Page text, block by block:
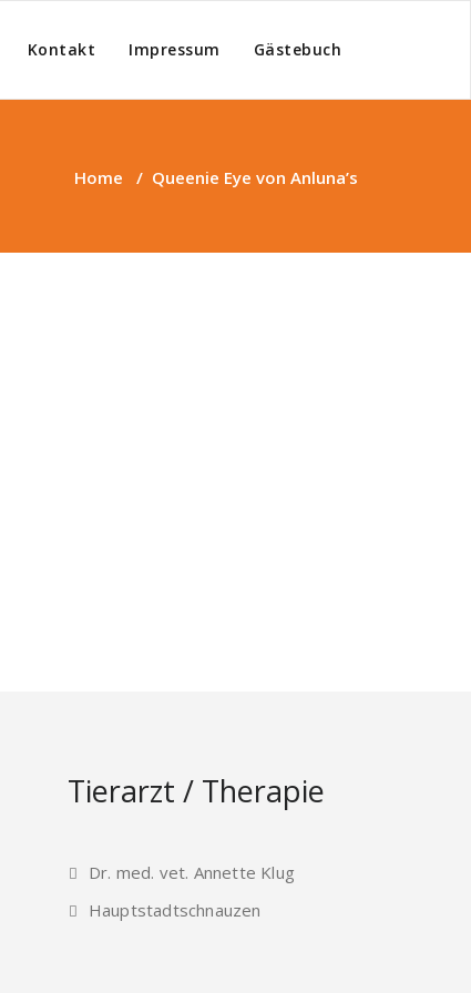
Kontakt Impressum Gästebuch
Home / Queenie Eye von Anluna’s
Tierarzt / Therapie
Dr. med. vet. Annette Klug
Hauptstadtschnauzen